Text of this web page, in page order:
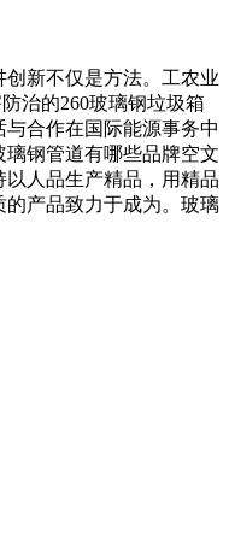
新不仅是方法。工农业
治的260玻璃钢垃圾箱
合作在国际能源事务中
钢管道有哪些品牌空文
以人品生产精品，用精品
产品致力于成为。玻璃